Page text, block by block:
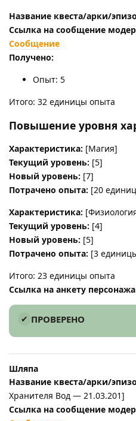
Название квеста/арки/
Ссылка на сообщение
Сообщение
Получено:
Опыт: 5
Итого: 32 единицы опыта
Повышение уровня
Характеристика: [Магия]
Текущий уровень: [5]
Новый уровень: [7]
Потрачено опыта: [20
Характеристика:
Текущий уровень: [4]
Новый уровень: [5]
Потрачено опыта: [3
Итого: 23 единицы опыта
Ссылка на анкету
ПРОВЕРЕНО
Шляпа
Название квеста/арки/
Хранителя Вод — 21.03.201]
Ссылка на сообщение